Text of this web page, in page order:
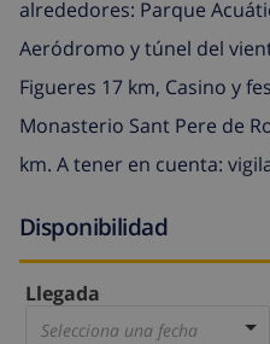
alrededores: Parque
Aeródromo y túnel del
Figueres 17 km, Casino y
Monasterio Sant Pere de
km. A tener en cuenta:
Disponibilidad
Llegada
Selecciona una fecha